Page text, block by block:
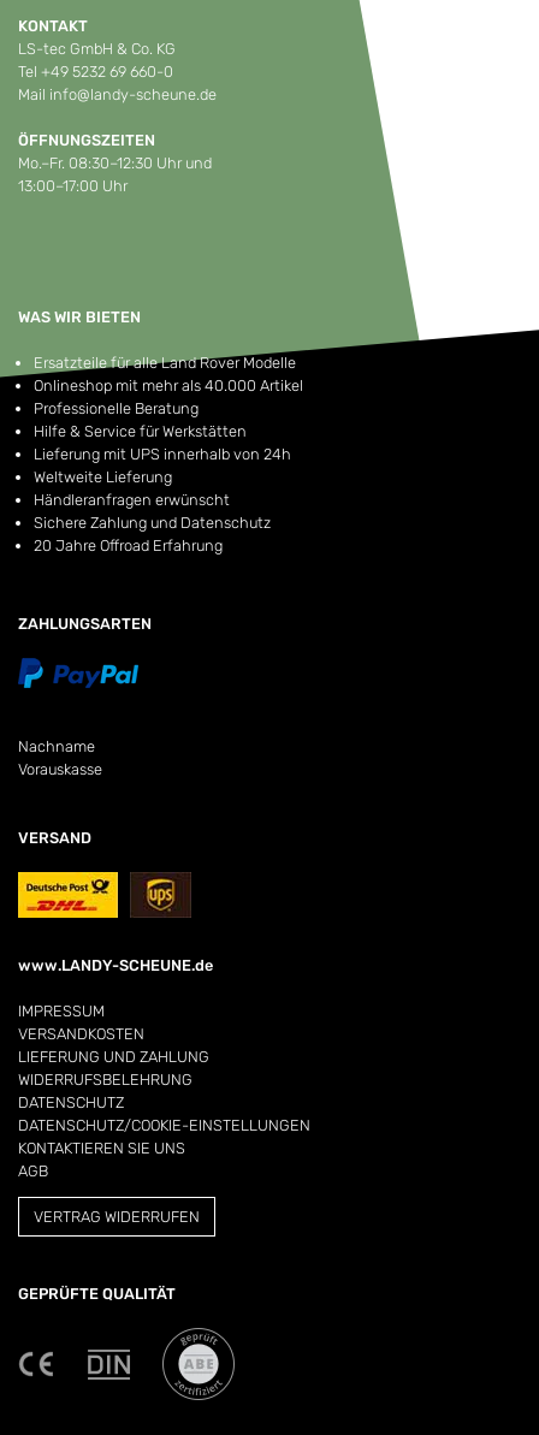
KONTAKT
LS-tec GmbH & Co. KG
Tel +49 5232 69 660-0
Mail info@landy-scheune.de
ÖFFNUNGSZEITEN
Mo.–Fr. 08:30–12:30 Uhr und
13:00–17:00 Uhr
WAS WIR BIETEN
Ersatzteile für alle Land Rover Modelle
Onlineshop mit mehr als 40.000 Artikel
Professionelle Beratung
Hilfe & Service für Werkstätten
Lieferung mit UPS innerhalb von 24h
Weltweite Lieferung
Händleranfragen erwünscht
Sichere Zahlung und Datenschutz
20 Jahre Offroad Erfahrung
ZAHLUNGSARTEN
Nachname
Vorauskasse
VERSAND
www.LANDY-SCHEUNE.de
IMPRESSUM
VERSANDKOSTEN
LIEFERUNG UND ZAHLUNG
WIDERRUFSBELEHRUNG
DATENSCHUTZ
DATENSCHUTZ/COOKIE-EINSTELLUNGEN
KONTAKTIEREN SIE UNS
AGB
VERTRAG WIDERRUFEN
GEPRÜFTE QUALITÄT